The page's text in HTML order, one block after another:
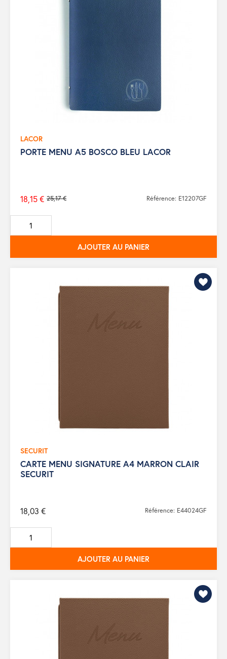
LACOR
PORTE MENU A5 BOSCO BLEU LACOR
Prix
de
base
25,17 €
18,15 € Référence: E12207GF
AJOUTER AU PANIER
SECURIT
CARTE MENU SIGNATURE A4 MARRON CLAIR
SECURIT
18,03 € Référence: E44024GF
AJOUTER AU PANIER